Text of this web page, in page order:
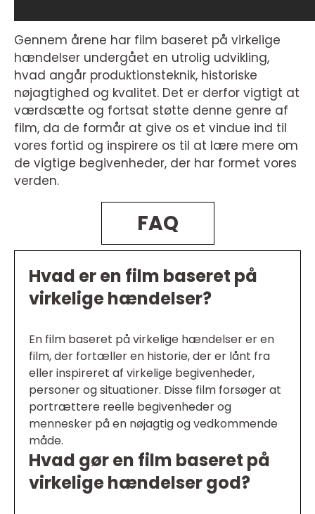
Gennem årene har film baseret på virkelige
hændelser undergået en utrolig udvikling,
hvad angår produktionsteknik, historiske
nøjagtighed og kvalitet. Det er derfor vigtigt at
værdsætte og fortsat støtte denne genre af
film, da de formår at give os et vindue ind til
vores fortid og inspirere os til at lære mere om
de vigtige begivenheder, der har formet vores
verden.
FAQ
Hvad er en film baseret på
virkelige hændelser?
En film baseret på virkelige hændelser er en
film, der fortæller en historie, der er lånt fra
eller inspireret af virkelige begivenheder,
personer og situationer. Disse film forsøger at
portrættere reelle begivenheder og
mennesker på en nøjagtig og vedkommende
måde.
Hvad gør en film baseret på
virkelige hændelser god?